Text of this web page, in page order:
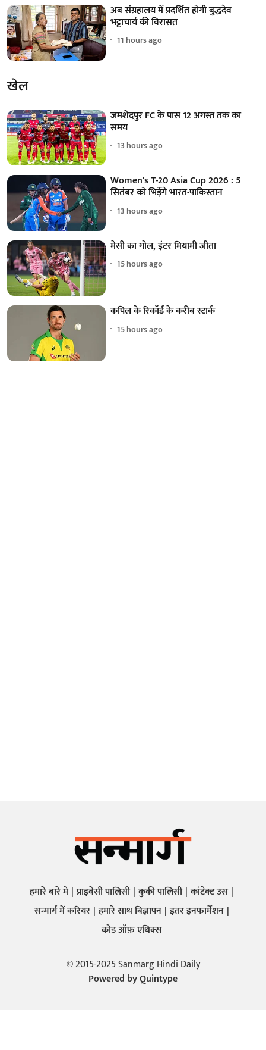
अब संग्रहालय में प्रदर्शित होगी बुद्धदेव
भट्टाचार्य की विरासत
11 hours ago
खेल
जमशेदपुर FC के पास 12 अगस्त तक का
समय
13 hours ago
Women's T-20 Asia Cup 2026 : 5
सितंबर को भिड़ेंगे भारत-पाकिस्तान
13 hours ago
मेसी का गोल, इंटर मियामी जीता
15 hours ago
कपिल के रिकॉर्ड के करीब स्टार्क
15 hours ago
हमारे बारे में प्राइवेसी पालिसी कुकी पालिसी कांटेक्ट उस
सन्मार्ग में करियर हमारे साथ बिज्ञापन इतर इनफार्मेशन
कोड ऑफ़ एथिक्स
© 2015-2025 Sanmarg Hindi Daily
Powered byQuintype